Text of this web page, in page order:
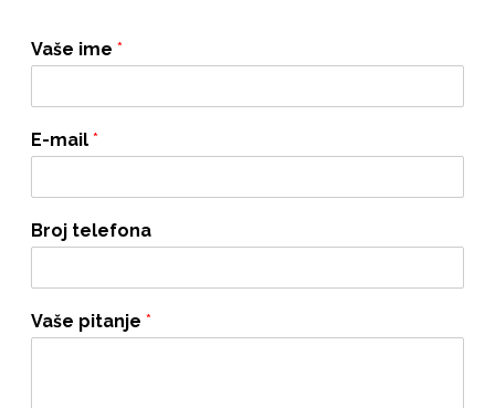
Vaše ime *
E-mail *
Broj telefona
Vaše pitanje *